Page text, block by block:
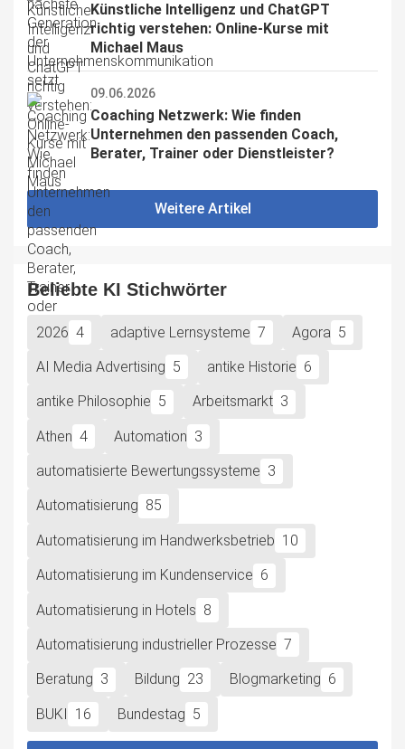
Künstliche Intelligenz und ChatGPT
richtig verstehen: Online-Kurse mit
Michael Maus
09.06.2026
Coaching Netzwerk: Wie finden
Unternehmen den passenden Coach,
Berater, Trainer oder Dienstleister?
Weitere Artikel
Beliebte KI Stichwörter
2026 4 adaptive Lernsysteme 7 Agora 5
AI Media Advertising 5 antike Historie 6
antike Philosophie 5 Arbeitsmarkt 3
Athen 4 Automation 3
automatisierte Bewertungssysteme 3
Automatisierung 85
Automatisierung im Handwerksbetrieb 10
Automatisierung im Kundenservice 6
Automatisierung in Hotels 8
Automatisierung industrieller Prozesse 7
Beratung 3 Bildung 23 Blogmarketing 6
BUKI 16 Bundestag 5